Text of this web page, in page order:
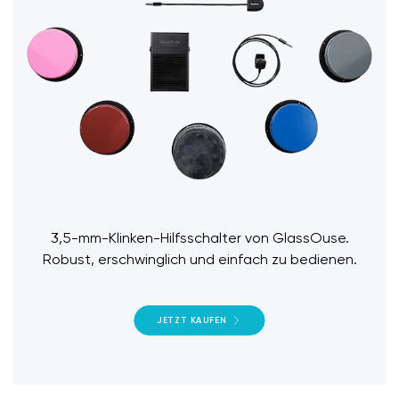
3,5-mm-Klinken-Hilfsschalter von GlassOuse.
Robust, erschwinglich und einfach zu bedienen.
JETZT KAUFEN